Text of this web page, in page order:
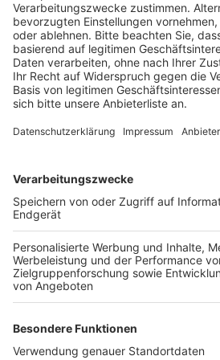
Veröffentlicht:Donnerstag,
Anzeige
Landesbetrieb Straßenbau NRW
Probleme mit den notwendigen
die SPD ist diese Nachricht nach
eine verkehrspolitische
werde die Luxemburger Straße
Auswirkungen haben die
geforderte Ampelanlage an der
Straße / Luxemburger Straße.